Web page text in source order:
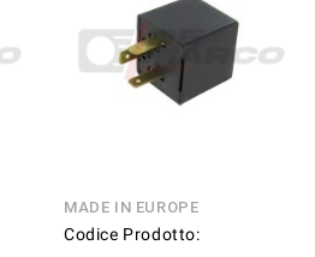
MADE IN EUROPE
Codice Prodotto: